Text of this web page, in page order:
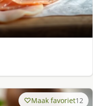
Maak favoriet12